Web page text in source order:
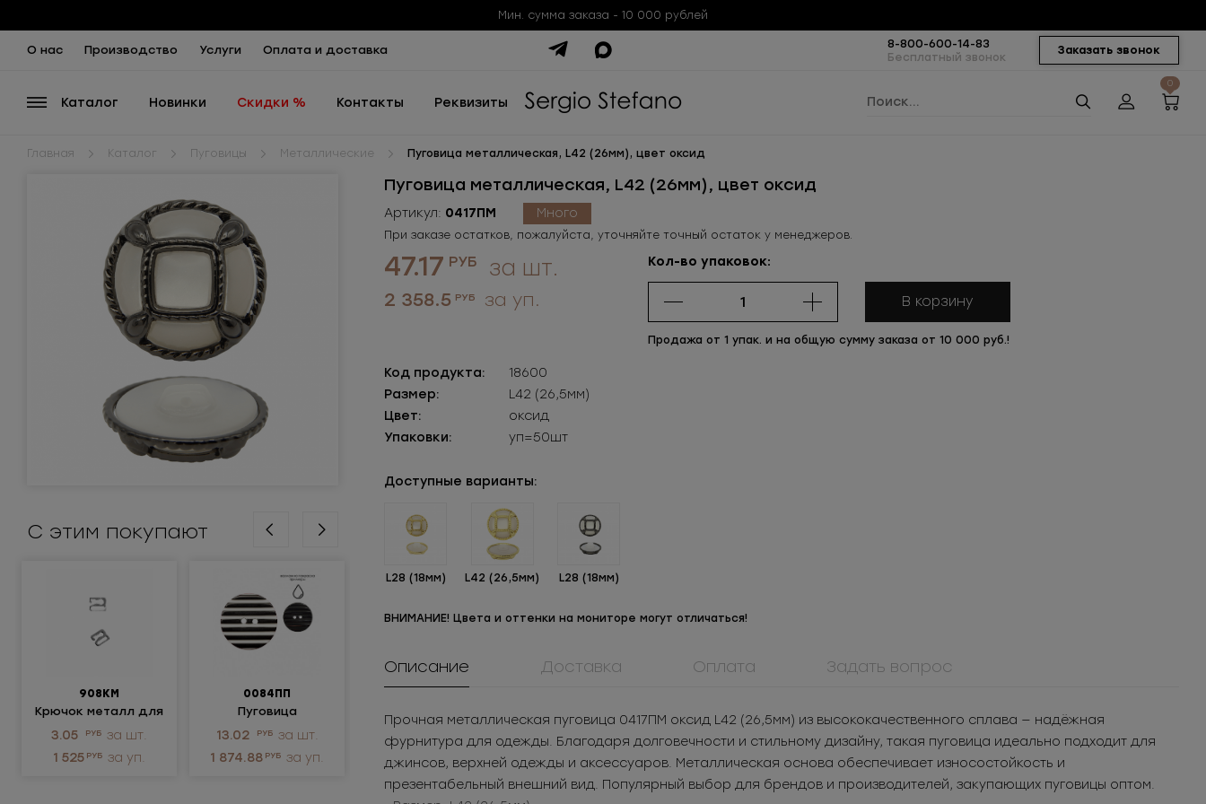
Мин. сумма заказа - 10 000 рублей
О нас Производство Услуги Оплата и доставка Заказать звонок
8-800-600-14-83
Бесплатный звонок
Каталог Новинки Скидки % Контакты Реквизиты
0
Главная Каталог Пуговицы Металлические Пуговица металлическая, L42 (26мм), цвет оксид
С этим покупают
908КМ
Крючок металл для
нижнего белья
3.05 РУБ за шт.
1 525 РУБ за уп.
0084ПП
Пуговица
пластиковая
13.02 РУБ за шт.
1 874.88 РУБ за уп.
металлическая
разъемная 5Т
228.02
за шт.
11 401
за уп.
нижнего белья
3.05
за шт.
1 525
за уп.
Пуговица
пластиковая
13.02
за шт.
1 874.88
за уп.
разъемная 5Т
228.02
за шт.
11 401
за уп.
Пуговица металлическая, L42 (26мм), цвет оксид
Артикул: 0417ПМ Много
При заказе остатков, пожалуйста, уточняйте точный остаток у менеджеров.
47.17 РУБ за шт.
2 358.5 РУБ за уп.
Кол-во упаковок:
В корзину
Продажа от 1 упак. и на общую сумму заказа от 10 000 руб.!
Код продукта:
18600
Размер:
L42 (26,5мм)
Цвет:
оксид
Упаковки:
уп=50шт
Доступные варианты:
L28 (18мм) L42 (26,5мм) L28 (18мм)
ВНИМАНИЕ! Цвета и оттенки на мониторе могут отличаться!
Описание Доставка Оплата Задать вопрос
Прочная металлическая пуговица 0417ПМ оксид L42 (26,5мм) из высококачественного сплава — надёжная
фурнитура для одежды. Благодаря долговечности и стильному дизайну, такая пуговица идеально подходит для
джинсов, верхней одежды и аксессуаров. Металлическая основа обеспечивает износостойкость и
презентабельный внешний вид. Популярный выбор для брендов и производителей, закупающих пуговицы оптом.